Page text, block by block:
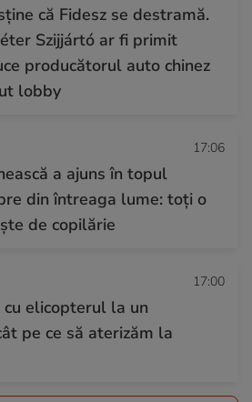
că Fidesz se destramă.
Szijjártó ar fi primit
producătorul auto chinez
lobby
17:06
a ajuns în topul
din întreaga lume: toți o
de copilărie
17:00
cu elicopterul la un
pe ce să aterizăm la